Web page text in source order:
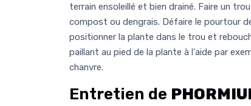
terrain ensoleillé et bien drainé. Faire un
compost ou dengrais. Défaire le pourtour
positionner la plante dans le trou et
paillant au pied de la plante à l'aide par
chanvre.
Entretien de